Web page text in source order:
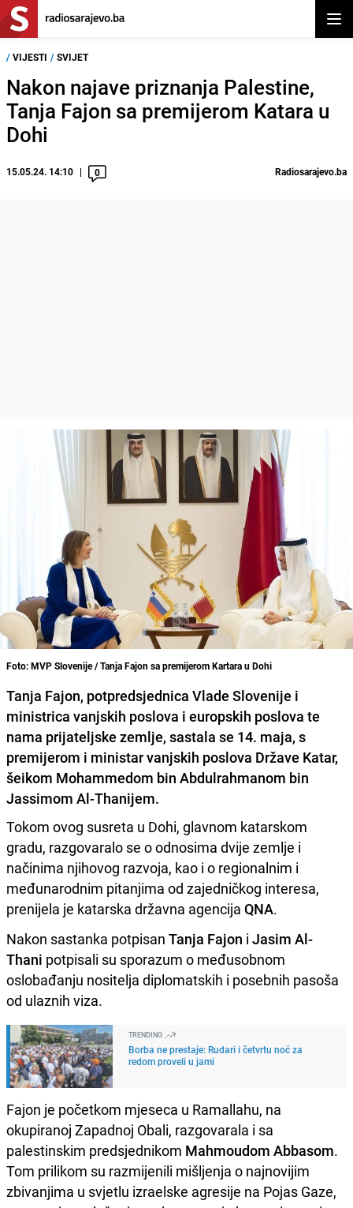
/ VIJESTI / SVIJET
Nakon najave priznanja Palestine,
Tanja Fajon sa premijerom Katara u
Dohi
15.05.24. 14:10 0 Radiosarajevo.ba
Foto: MVP Slovenije / Tanja Fajon sa premijerom Kartara u Dohi
Tanja Fajon, potpredsjednica Vlade Slovenije i
ministrica vanjskih poslova i europskih poslova te
nama prijateljske zemlje, sastala se 14. maja, s
premijerom i ministar vanjskih poslova Države Katar,
šeikom Mohammedom bin Abdulrahmanom bin
Jassimom Al-Thanijem.
Tokom ovog susreta u Dohi, glavnom katarskom
gradu, razgovaralo se o odnosima dvije zemlje i
načinima njihovog razvoja, kao i o regionalnim i
međunarodnim pitanjima od zajedničkog interesa,
prenijela je katarska državna agencija QNA.
Nakon sastanka potpisan Tanja Fajon i Jasim Al-
Thani potpisali su sporazum o međusobnom
oslobađanju nositelja diplomatskih i posebnih pasoša
od ulaznih viza.
TRENDING
Borba ne prestaje: Rudari i četvrtu noć za
redom proveli u jami
Fajon je početkom mjeseca u Ramallahu, na
okupiranoj Zapadnoj Obali, razgovarala i sa
palestinskim predsjednikom Mahmoudom Abbasom.
Tom prilikom su razmijenili mišljenja o najnovijim
zbivanjima u svjetlu izraelske agresije na Pojas Gaze,